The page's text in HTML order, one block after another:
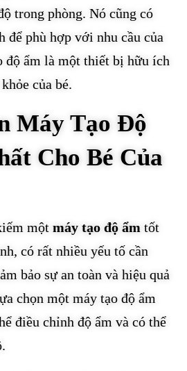
trong phòng. Nó cũng có
để phù hợp với nhu cầu của
độ ẩm là một thiết bị hữu ích
của bé.
Máy Tạo Độ
Cho Bé Của
một máy tạo độ ẩm tốt
có rất nhiều yếu tố cần
bảo sự an toàn và hiệu quả
chọn một máy tạo độ ẩm
điều chỉnh độ ẩm và có thể